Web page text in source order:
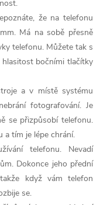
že na telefonu
Má na sobě přesně
telefonu. Můžete tak s
bočními tlačítky
a v místě systému
fotografování. Je
se přizpůsobí telefonu.
a tím je lépe chrání.
telefonu. Nevadí
Dokonce jeho přední
když vám telefon
se.